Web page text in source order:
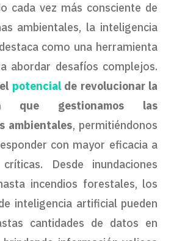
cada vez más consciente de
ambientales, la inteligencia
como una herramienta
abordar desafíos complejos.
potencialde revolucionar la
que gestionamos las
ambientales, permitiéndonos
con mayor eficacia a
Desde inundaciones
incendios forestales, los
inteligencia artificial pueden
cantidades de datos en